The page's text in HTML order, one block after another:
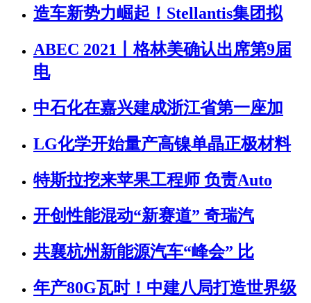
造车新势力崛起！Stellantis集团拟
ABEC 2021丨格林美确认出席第9届
电
中石化在嘉兴建成浙江省第一座加
LG化学开始量产高镍单晶正极材料
特斯拉挖来苹果工程师 负责Auto
开创性能混动“新赛道” 奇瑞汽
共襄杭州新能源汽车“峰会” 比
年产80G瓦时！中建八局打造世界级